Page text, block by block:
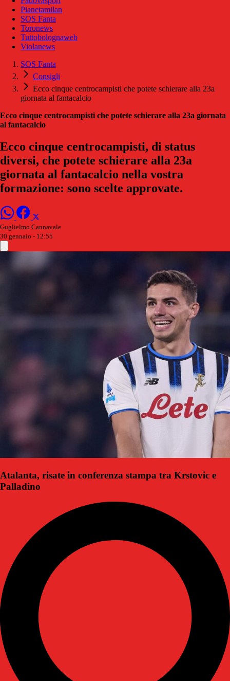
Pianetamilan
SOS Fanta
Toronews
Tuttobolognaweb
Violanews
SOS Fanta
Consigli
Ecco cinque centrocampisti che potete schierare alla 23a
giornata al fantacalcio
Ecco cinque centrocampisti che potete schierare alla 23a giornata
al fantacalcio
Ecco cinque centrocampisti, di status
diversi, che potete schierare alla 23a
giornata al fantacalcio nella vostra
formazione: sono scelte approvate.
Guglielmo Cannavale
30 gennaio - 12:55
Atalanta, risate in conferenza stampa tra Krstovic e
Palladino